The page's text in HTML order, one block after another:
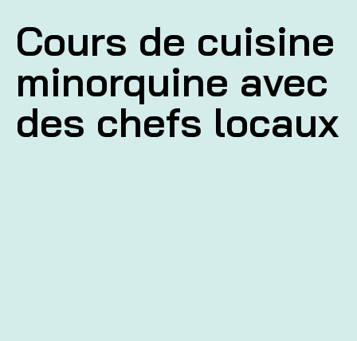
Cours de cuisine
minorquine avec
des chefs locaux